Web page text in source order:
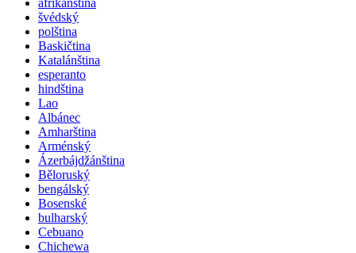
afrikánština
švédský
polština
Baskičtina
Katalánština
esperanto
hindština
Lao
Albánec
Amharština
Arménský
Ázerbájdžánština
Běloruský
bengálský
Bosenské
bulharský
Cebuano
Chichewa